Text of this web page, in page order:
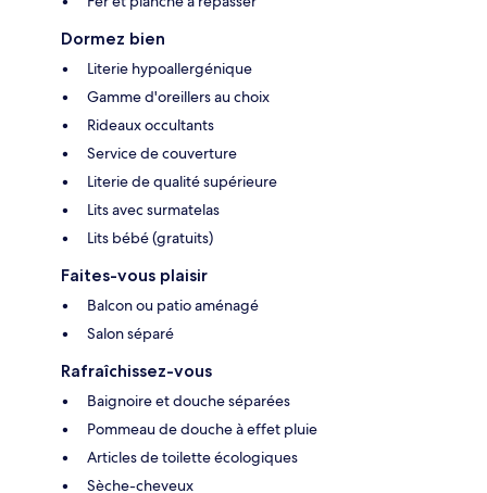
Dormez bien
Literie hypoallergénique
Gamme d'oreillers au choix
Rideaux occultants
Service de couverture
Literie de qualité supérieure
Lits avec surmatelas
Lits bébé (gratuits)
Faites-vous plaisir
Balcon ou patio aménagé
Salon séparé
Rafraîchissez-vous
Baignoire et douche séparées
Pommeau de douche à effet pluie
Articles de toilette écologiques
Sèche-cheveux